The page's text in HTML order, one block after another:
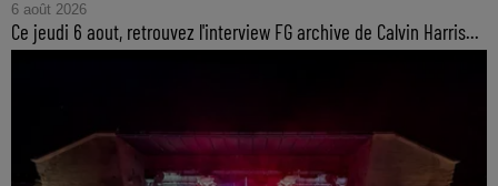
6 août 2026
Ce jeudi 6 aout, retrouvez l'interview FG archive de Calvin Harris...